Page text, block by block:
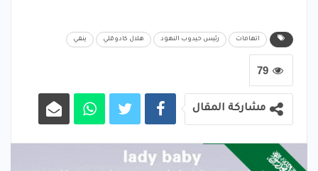
اتهامات رئيس حيدوب النهود هلال كادوقلي ينفي
79
مشاركة المقال